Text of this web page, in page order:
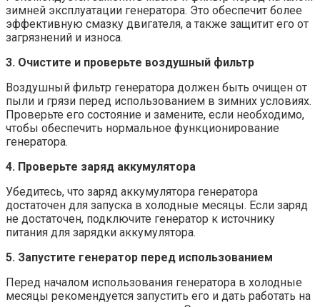
зимней эксплуатации генератора. Это обеспечит более
эффективную смазку двигателя, а также защитит его от
загрязнений и износа.
3. Очистите и проверьте воздушный фильтр
Воздушный фильтр генератора должен быть очищен от
пыли и грязи перед использованием в зимних условиях.
Проверьте его состояние и замените, если необходимо,
чтобы обеспечить нормальное функционирование
генератора.
4. Проверьте заряд аккумулятора
Убедитесь, что заряд аккумулятора генератора
достаточен для запуска в холодные месяцы. Если заряд
не достаточен, подключите генератор к источнику
питания для зарядки аккумулятора.
5. Запустите генератор перед использованием
Перед началом использования генератора в холодные
месяцы рекомендуется запустить его и дать работать на